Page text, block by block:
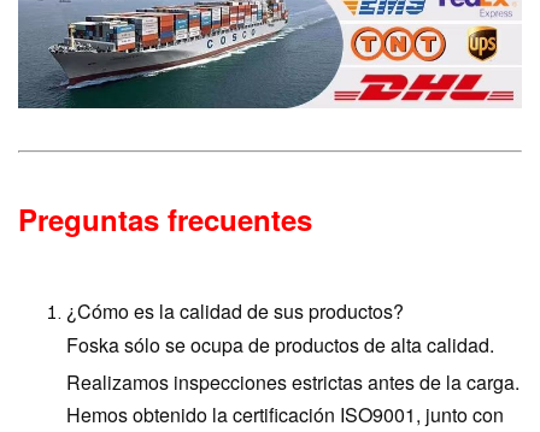
Preguntas frecuentes
¿Cómo es la calidad de sus productos?
Foska sólo se ocupa de productos de alta calidad.
Realizamos inspecciones estrictas antes de la carga.
Hemos obtenido la certificación ISO9001, junto con